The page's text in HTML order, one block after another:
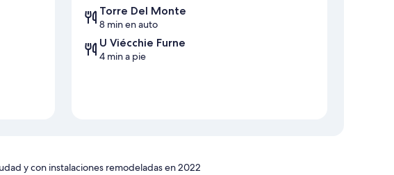
Torre Del Monte
8 min en auto
U Viécchie Furne
4 min a pie
y con instalaciones remodeladas en 2022